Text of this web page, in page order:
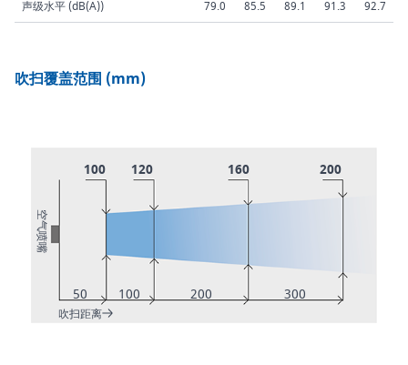
声级水平 (dB(A))
79.0 85.5 89.1 91.3 92.7
吹扫覆盖范围 (mm)
空气喷嘴
吹扫距离
100 120 160 200
50 100 200 300